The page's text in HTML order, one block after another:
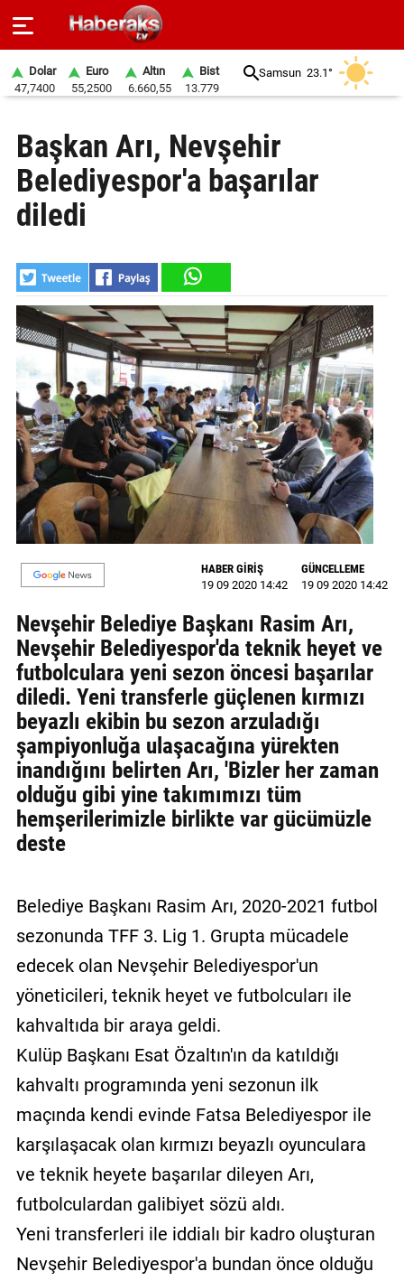
SPOR
YAŞAM
BELEDİYELER
SAĞLIK
SİYASET
EĞİTİM
GALERİ
VİDEO
YAZARLAR
BİZE
ULAŞIN
İletişim
Gizlilik
Sözleşmesi
Kullanıcı
Sözleşmesi
Dolar
47,7400
Euro
55,2500
Altın
6.660,55
Bist
13.779
Samsun 23.1°
Başkan Arı, Nevşehir
Belediyespor'a başarılar
diledi
HABER GİRİŞ
19 09 2020 14:42
GÜNCELLEME
19 09 2020 14:42
Nevşehir Belediye Başkanı Rasim Arı,
Nevşehir Belediyespor'da teknik heyet ve
futbolculara yeni sezon öncesi başarılar
diledi. Yeni transferle güçlenen kırmızı
beyazlı ekibin bu sezon arzuladığı
şampiyonluğa ulaşacağına yürekten
inandığını belirten Arı, 'Bizler her zaman
olduğu gibi yine takımımızı tüm
hemşerilerimizle birlikte var gücümüzle
deste
Belediye Başkanı Rasim Arı, 2020-2021 futbol
sezonunda TFF 3. Lig 1. Grupta mücadele
edecek olan Nevşehir Belediyespor'un
yöneticileri, teknik heyet ve futbolcuları ile
kahvaltıda bir araya geldi.
Kulüp Başkanı Esat Özaltın'ın da katıldığı
kahvaltı programında yeni sezonun ilk
maçında kendi evinde Fatsa Belediyespor ile
karşılaşacak olan kırmızı beyazlı oyunculara
ve teknik heyete başarılar dileyen Arı,
futbolculardan galibiyet sözü aldı.
Yeni transferleri ile iddialı bir kadro oluşturan
Nevşehir Belediyespor'a bundan önce olduğu